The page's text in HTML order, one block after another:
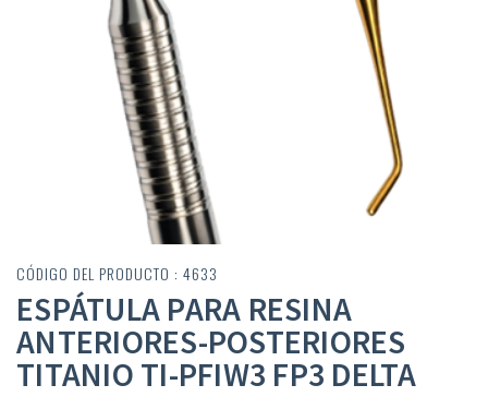
CÓDIGO DEL PRODUCTO : 4633
ESPÁTULA PARA RESINA
ANTERIORES-POSTERIORES
TITANIO TI-PFIW3 FP3 DELTA